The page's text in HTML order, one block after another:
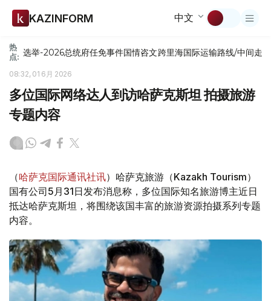
KAZINFORM 中文
热
点: 选举-2026总统府任免事件国情咨文跨里海国际运输路线/中间走廊
08:32, 01 6月 2026
多位国际网络达人到访哈萨克斯坦 拍摄旅游
专题内容
（哈萨克国际通讯社讯）哈萨克旅游（Kazakh Tourism）
国有公司5月31日发布消息称，多位国际知名旅游博主近日
抵达哈萨克斯坦，将围绕该国丰富的旅游资源拍摄系列专题
内容。